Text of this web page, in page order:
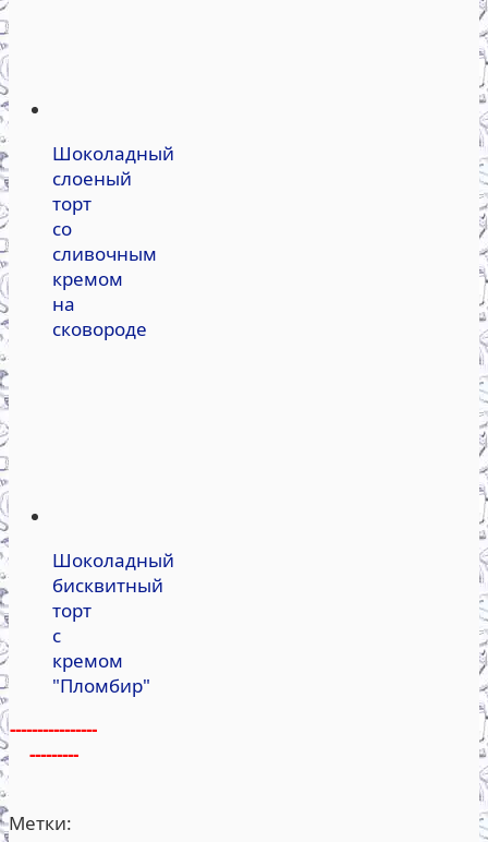
Шоколадный
слоеный
торт
со
сливочным
кремом
на
сковороде
Шоколадный
бисквитный
торт
с
кремом
"Пломбир"
----------------
---------
Метки: